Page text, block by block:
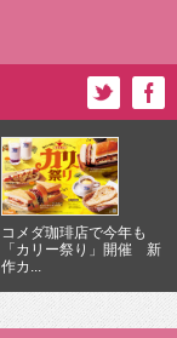
コメダ珈琲店で今年も
「カリー祭り」開催 新
作カ...